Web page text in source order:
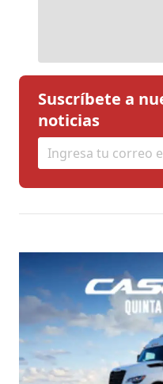
Suscríbete a
noticias